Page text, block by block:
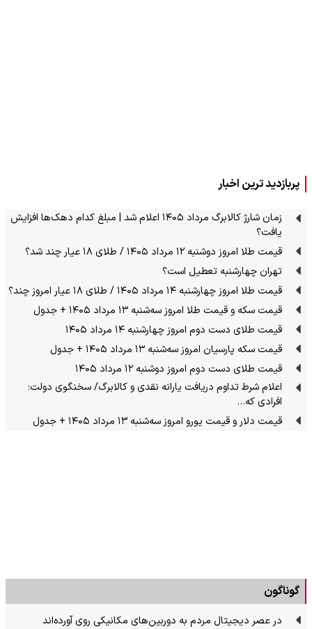
پربازدید ترین اخبار
زمان شارژ کالابرگ مرداد ۱۴۰۵ اعلام شد | مبلغ کدام دهک‌ها افزایش
یافت؟
قیمت طلا امروز دوشنبه ۱۲ مرداد ۱۴۰۵ / طلای ۱۸ عیار چند شد؟
تهران چهارشنبه تعطیل است؟
قیمت طلا امروز چهارشنبه ۱۴ مرداد ۱۴۰۵ / طلای ۱۸ عیار امروز چند؟
قیمت سکه و قیمت طلا امروز سه‌شنبه ۱۳ مرداد ۱۴۰۵ + جدول
قیمت طلای دست دوم امروز چهارشنبه ۱۴ مرداد ۱۴۰۵
قیمت سکه پارسیان امروز سه‌شنبه ۱۳ مرداد ۱۴۰۵ + جدول
قیمت طلای دست دوم امروز دوشنبه ۱۲ مرداد ۱۴۰۵
اعلام شرط تداوم دریافت یارانه نقدی و کالابرگ/ سخنگوی دولت:
افرادی که…
قیمت دلار و قیمت یورو امروز سه‌شنبه ۱۳ مرداد ۱۴۰۵ + جدول
گوناگون
در عصر دیجیتال مردم به دوربین‌های مکانیکی روی آورده‌اند